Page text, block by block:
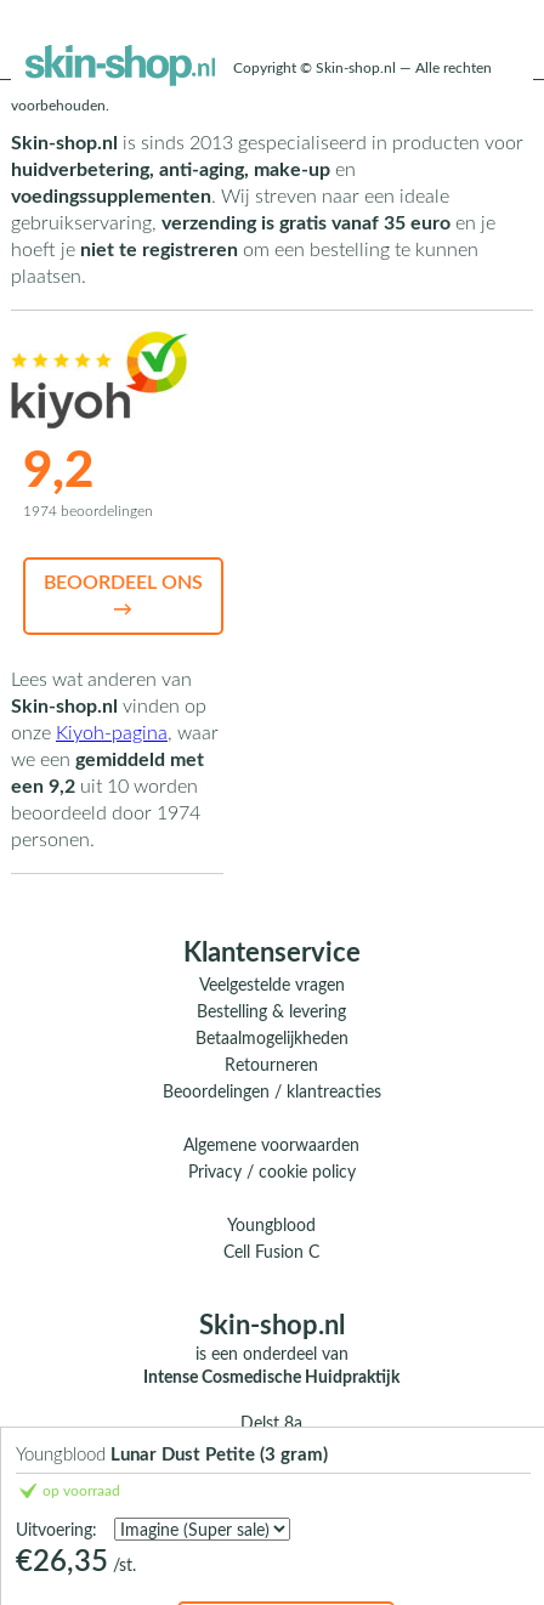
Youngblood Lunar Dust Petite (3 gram)
op voorraad
Uitvoering:
€26,35 /st.
Copyright © Skin-shop.nl — Alle rechten
voorbehouden.
Skin-shop.nl is sinds 2013 gespecialiseerd in producten voor
huidverbetering, anti-aging, make-upen
voedingssupplementen. Wij streven naar een ideale
gebruikservaring, verzending is gratis vanaf 35 euroen je
hoeft je niet te registrerenom een bestelling te kunnen
plaatsen.
9,2
1974 beoordelingen
BEOORDEEL ONS
→
Lees wat anderen van
Skin-shop.nl vinden op
onze Kiyoh-pagina, waar
we een gemiddeld met
een 9,2uit 10worden
beoordeeld door 1974
personen.
Klantenservice
Veelgestelde vragen
Bestelling & levering
Betaalmogelijkheden
Retourneren
Beoordelingen / klantreacties
Algemene voorwaarden
Privacy / cookie policy
Youngblood
Cell Fusion C
Skin-shop.nl
is een onderdeel van
Intense Cosmedische Huidpraktijk
Delst 8a
5388 EG Nistelrode
T.0412 - 312 804
M.06 104 33 489 (WhatsApp)